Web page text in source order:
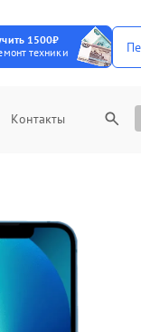
1500₽
техники
Контакты